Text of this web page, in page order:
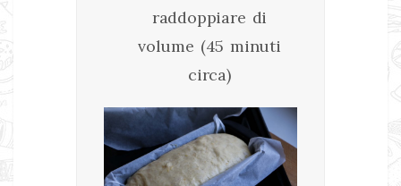
raddoppiare di
volume (45 minuti
circa)